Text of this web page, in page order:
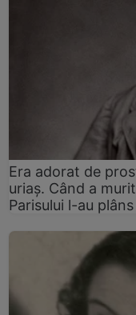
Era adorat de
uriaș. Când a
Parisului l-au plâns